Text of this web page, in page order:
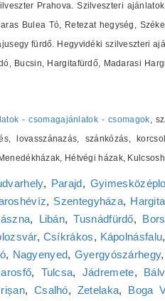
Prahova. Szilveszteri
Bulea Tó, Retezat hegység,
fürdő. Hegyvidéki szilveszteri
Bucsin, Hargitafürdő, Madarasi
- csomagajánlatok - csomagok,
lovasszánazás, szánkózás,
Hétvégi házak,
, Parajd,
, Szentegyháza,
, Libán,Tusnádfürdő,
, Csíkrákos, Kápolnásfalu
, Nagyenyed, Gyergyószárhegy,
, Tulcsa, Jádremete,
, Csalhó, Zetelaka, Boga